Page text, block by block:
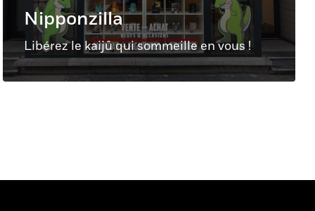
Nipponzilla
Libérez le kaijû qui sommeille en vous !